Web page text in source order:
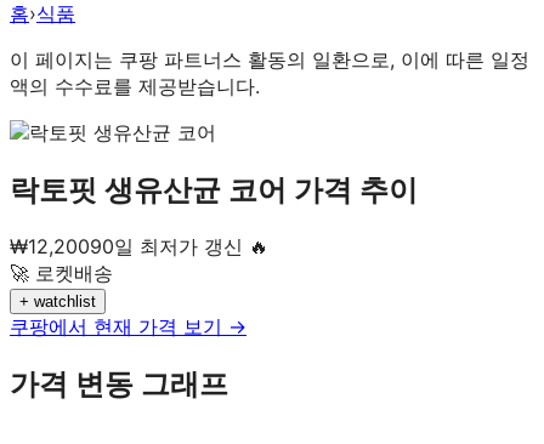
홈›식품
이 페이지는 쿠팡 파트너스 활동의 일환으로, 이에 따른 일정
액의 수수료를 제공받습니다.
락토핏 생유산균 코어 가격 추이
₩12,20090일 최저가 갱신 🔥
🚀 로켓배송
+ watchlist
쿠팡에서 현재 가격 보기 →
가격 변동 그래프